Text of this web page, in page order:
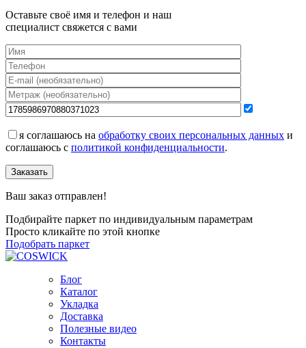
Оставьте своё имя и телефон и наш
специалист свяжется с вами
я соглашаюсь на обработку своих персональных данных и
соглашаюсь с политикой конфиденциальности.
Заказать
Ваш заказ отправлен!
Подбирайте паркет по индивидуальным параметрам
Просто кликайте по этой кнопке
Подобрать паркет
Блог
Каталог
Укладка
Доставка
Полезные видео
Контакты